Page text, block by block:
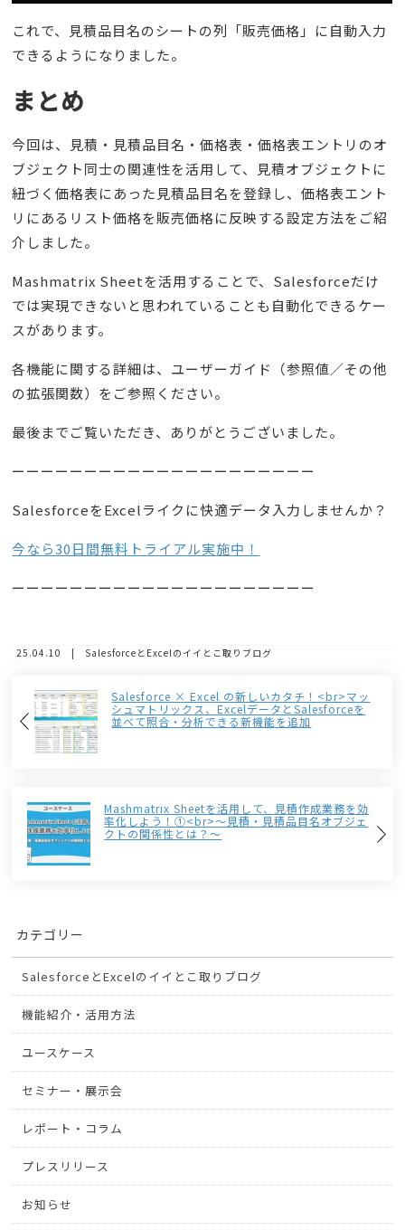
これで、見積品目名のシートの列「販売価格」に自動入力
できるようになりました。
まとめ
今回は、見積・見積品目名・価格表・価格表エントリのオ
ブジェクト同士の関連性を活用して、見積オブジェクトに
紐づく価格表にあった見積品目名を登録し、価格表エント
リにあるリスト価格を販売価格に反映する設定方法をご紹
介しました。
Mashmatrix Sheetを活用することで、Salesforceだけ
では実現できないと思われていることも自動化できるケー
スがあります。
各機能に関する詳細は、ユーザーガイド（参照値／その他
の拡張関数）をご参照ください。
最後までご覧いただき、ありがとうございました。
ーーーーーーーーーーーーーーーーーーーーー
SalesforceをExcelライクに快適データ入力しませんか？
今なら30日間無料トライアル実施中！
ーーーーーーーーーーーーーーーーーーーーー
25.04.10 | SalesforceとExcelのイイとこ取りブログ
Salesforce × Excel の新しいカタチ！<br>マッ
シュマトリックス、ExcelデータとSalesforceを
並べて照合・分析できる新機能を追加
Mashmatrix Sheetを活用して、見積作成業務を効
率化しよう！①<br>～見積・見積品目名オブジェ
クトの関係性とは？～
カテゴリー
SalesforceとExcelのイイとこ取りブログ
機能紹介・活用方法
ユースケース
セミナー・展示会
レポート・コラム
プレスリリース
お知らせ